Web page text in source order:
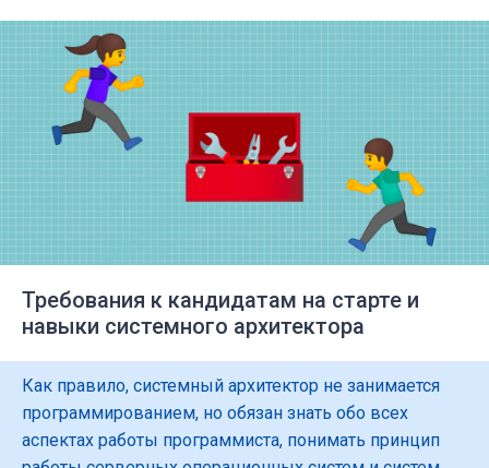
Требования к кандидатам на старте и
навыки системного архитектора
Как правило, системный архитектор не занимается
программированием, но обязан знать обо всех
аспектах работы программиста, понимать принцип